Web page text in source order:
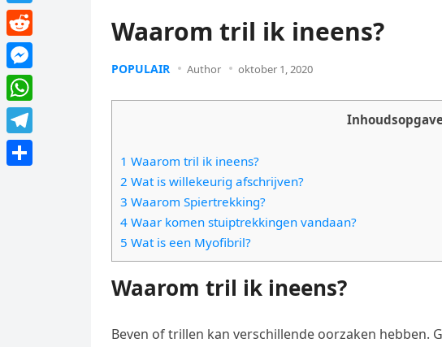
Waarom tril ik ineens?
POPULAIR Author oktober 1, 2020
1 Waarom tril ik ineens?
2 Wat is willekeurig afschrijven?
3 Waarom Spiertrekking?
4 Waar komen stuiptrekkingen vandaan?
5 Wat is een Myofibril?
Waarom tril ik ineens?
Beven of trillen kan verschillende oorzaken hebben.
a
c
e
b
o
o
k
T
w
i
t
t
e
R
e
d
d
M
e
s
s
W
h
a
T